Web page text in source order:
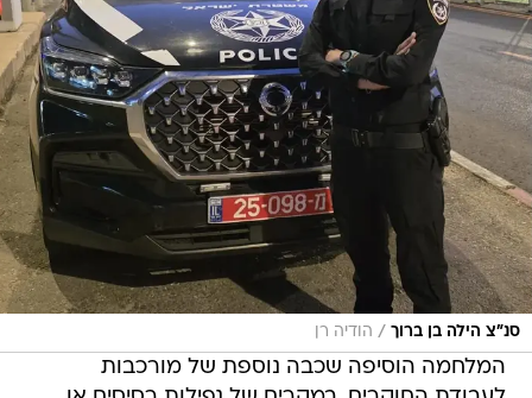
סנ”צ הילה בן ברוך / הודיה רן
המלחמה הוסיפה שכבה נוספת של מורכבות